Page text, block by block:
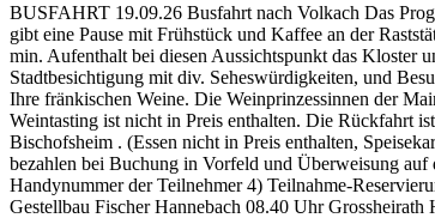
BUSFAHRT 19.09.26 Busfahrt nach Volkach Das
gibt eine Pause mit Frühstück und Kaffee an der
min. Aufenthalt bei diesen Aussichtspunkt das Kloster
Stadtbesichtigung mit div. Seheswürdigkeiten, und
Ihre fränkischen Weine. Die Weinprinzessinnen der
Weintasting ist nicht in Preis enthalten. Die Rückfahrt
Bischofsheim . (Essen nicht in Preis enthalten,
bezahlen bei Buchung in Vorfeld und Überweisung
Handynummer der Teilnehmer 4) Teilnahme-
Gestellbau Fischer Hannebach 08.40 Uhr